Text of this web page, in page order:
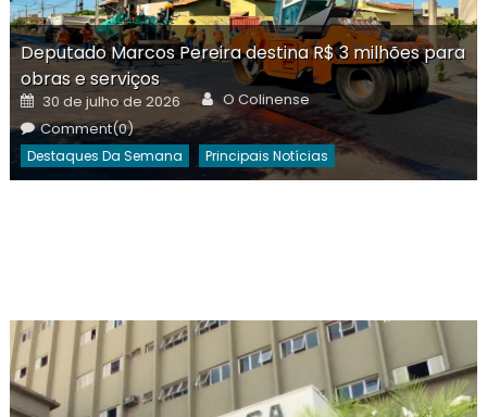
Deputado Marcos Pereira destina R$ 3 milhões para
obras e serviços
Posted
on
30 de julho de 2026 Author
O Colinense
Comment(0)
Destaques Da Semana Principais Notícias